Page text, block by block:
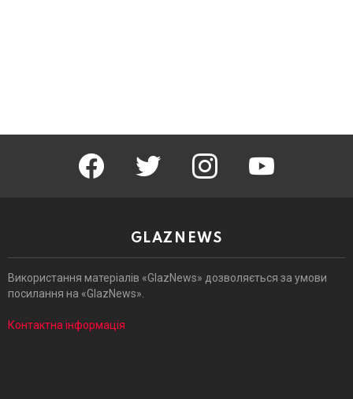
facebook twitter instagram youtube
GLAZNEWS
Використання матеріалів «GlazNews» дозволяється за умови
посилання на «GlazNews».
Контактна інформація